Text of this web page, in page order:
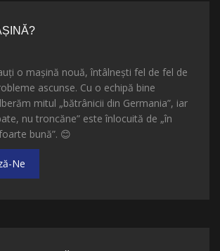
o mașină nouă, întâlnești fel de fel de
ascunse. Cu o echipă bine
mitul „bătrânicii din Germania”, iar
nu troncăne” este înlocuită de „în
bună”. 😊
Ne